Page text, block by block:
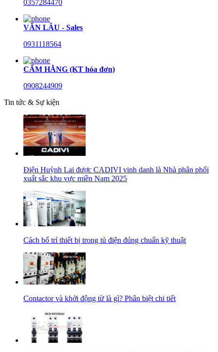
0357284470
VĂN LÂU - Sales
0931118564
CẨM HẰNG (KT hóa đơn)
0908244909
Tin tức & Sự kiện
Điện Huỳnh Lai được CADIVI vinh danh là Nhà phân phối
xuất sắc khu vực miền Nam 2025
Cách bố trí thiết bị trong tủ điện đúng chuẩn kỹ thuật
Contactor và khởi động từ là gì? Phân biệt chi tiết